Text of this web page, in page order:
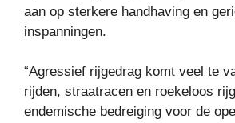
aan op sterkere handhaving en
inspanningen.
“Agressief rijgedrag komt veel te
rijden, straatracen en roekeloos
endemische bedreiging voor de